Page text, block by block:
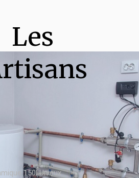
Les
150l Unieux